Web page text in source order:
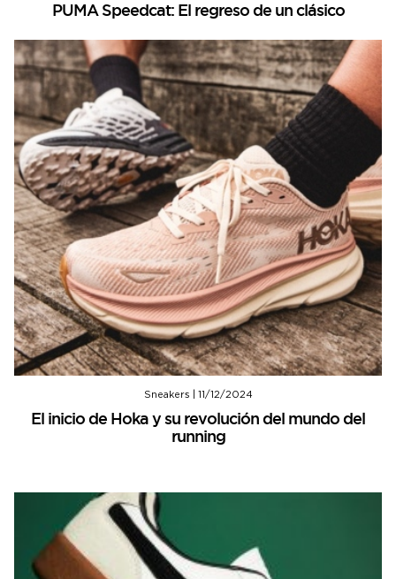
PUMA Speedcat: El regreso de un clásico
Sneakers 11/12/2024
El inicio de Hoka y su revolución del mundo del
running